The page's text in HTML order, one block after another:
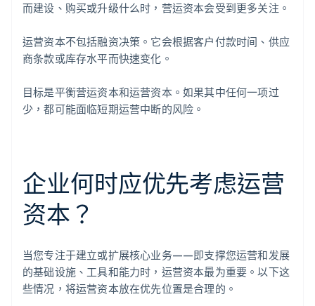
而建设、购买或升级什么时，营运资本会受到更多关注。
运营资本不包括融资决策。它会根据客户付款时间、供应
商条款或库存水平而快速变化。
目标是平衡营运资本和运营资本。如果其中任何一项过
少，都可能面临短期运营中断的风险。
企业何时应优先考虑运营
资本？
当您专注于建立或扩展核心业务——即支撑您运营和发展
的基础设施、工具和能力时，运营资本最为重要。以下这
些情况，将运营资本放在优先位置是合理的。